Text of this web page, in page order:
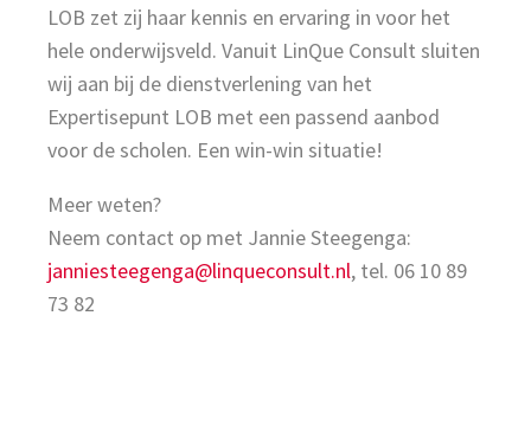
LOB zet zij haar kennis en ervaring in voor het
hele onderwijsveld. Vanuit LinQue Consult sluiten
wij aan bij de dienstverlening van het
Expertisepunt LOB met een passend aanbod
voor de scholen. Een win-win situatie!
Meer weten?
Neem contact op met Jannie Steegenga:
janniesteegenga@linqueconsult.nl, tel. 06 10 89
73 82